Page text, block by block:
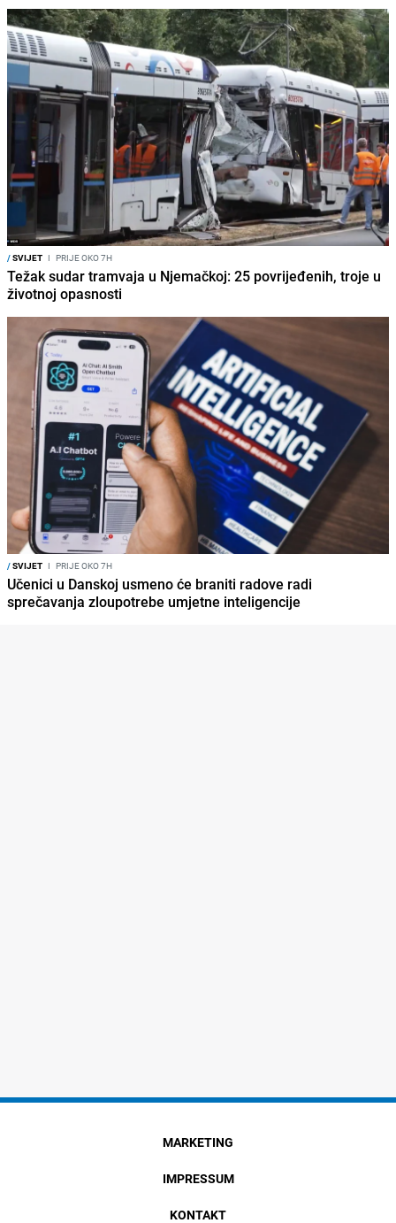
/SVIJET I PRIJE OKO 7H
Težak sudar tramvaja u Njemačkoj: 25 povrijeđenih, troje u
životnoj opasnosti
/SVIJET I PRIJE OKO 7H
Učenici u Danskoj usmeno će braniti radove radi
sprečavanja zloupotrebe umjetne inteligencije
MARKETING
IMPRESSUM
KONTAKT